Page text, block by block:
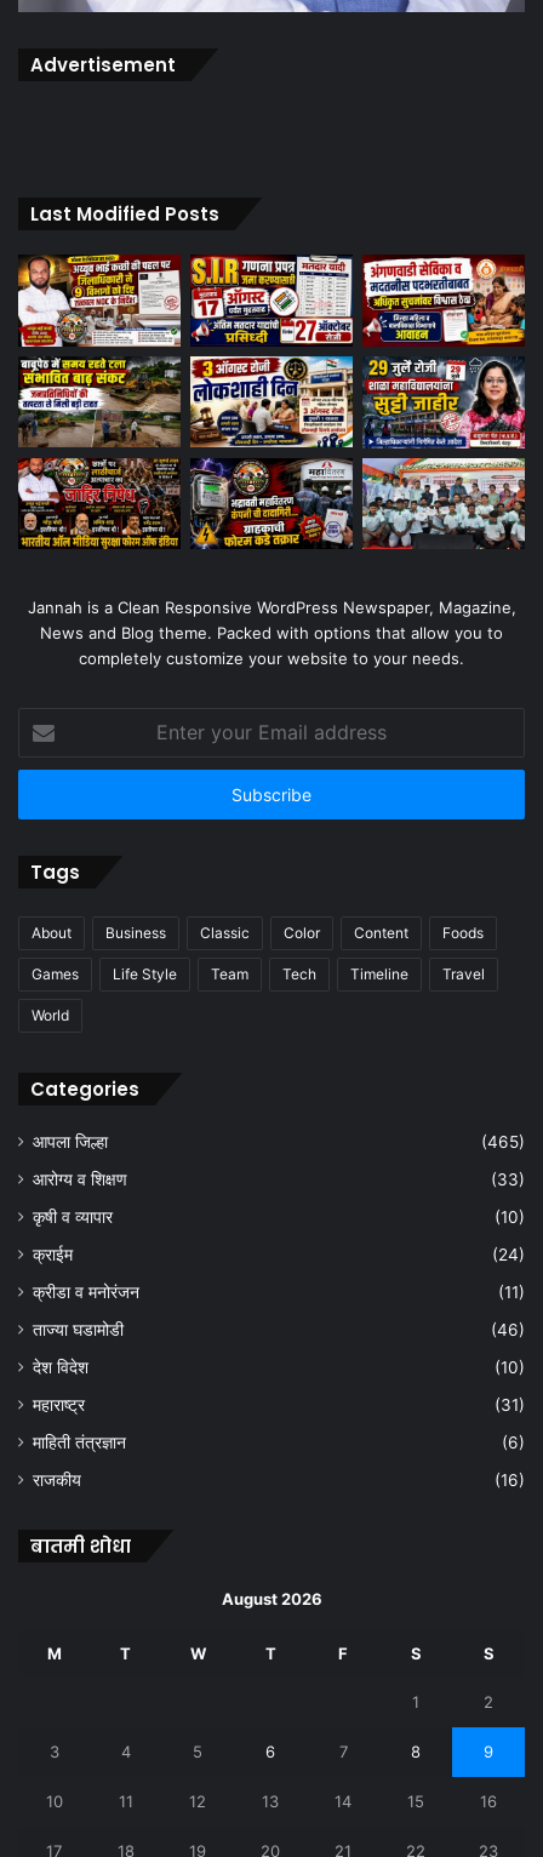
Advertisement
Last Modified Posts
Jannah is a Clean Responsive WordPress Newspaper, Magazine,
News and Blog theme. Packed with options that allow you to
completely customize your website to your needs.
your
Email
Tags
About Business Classic Color Content Foods
Games Life Style Team Tech Timeline Travel
World
Categories
आपला जिल्हा
(465)
आरोग्य व शिक्षण
(33)
कृषी व व्यापार
(10)
क्राईम
(24)
क्रीडा व मनोरंजन
(11)
ताज्या घडामोडी
(46)
देश विदेश
(10)
महाराष्ट्र
(31)
माहिती तंत्रज्ञान
(6)
राजकीय
(16)
बातमी शोधा
August 2026
M T W T F S S
1 2
3 4 5 6 7 8 9
10 11 12 13 14 15 16
17 18 19 20 21 22 23